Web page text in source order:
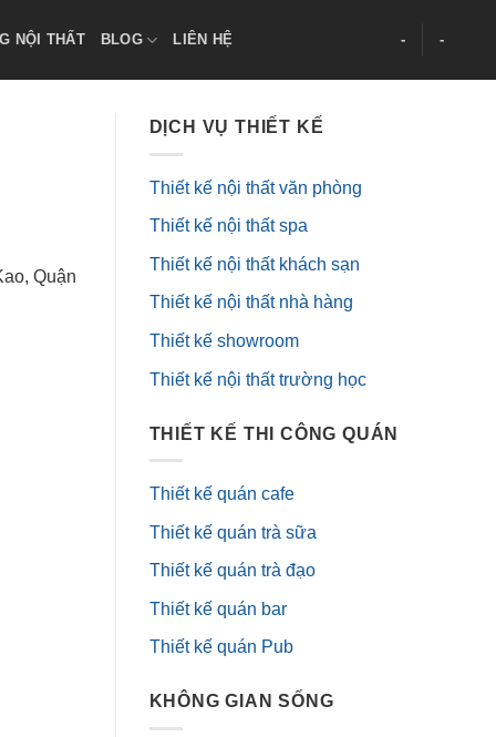
NỘI THẤT BLOG LIÊN HỆ - -
Quận
DỊCH VỤ THIẾT KẾ
Thiết kế nội thất văn phòng
Thiết kế nội thất spa
Thiết kế nội thất khách sạn
Thiết kế nội thất nhà hàng
Thiết kế showroom
Thiết kế nội thất trường học
THIẾT KẾ THI CÔNG QUÁN
Thiết kế quán cafe
Thiết kế quán trà sữa
Thiết kế quán trà đạo
Thiết kế quán bar
Thiết kế quán Pub
KHÔNG GIAN SỐNG